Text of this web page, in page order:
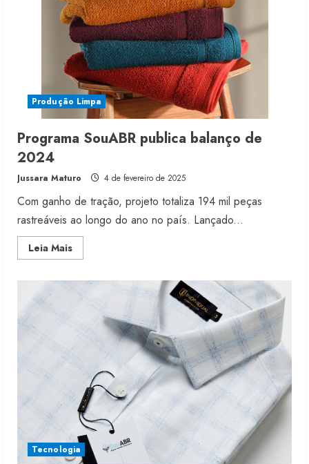
Produção Limpa
Programa SouABR publica balanço de
2024
Jussara Maturo 4 de fevereiro de 2025
Com ganho de tração, projeto totaliza 194 mil peças
rastreáveis ao longo do ano no país. Lançado...
Leia MaisRead
more
SouABR
publica
balanço
2024
Tecnologia